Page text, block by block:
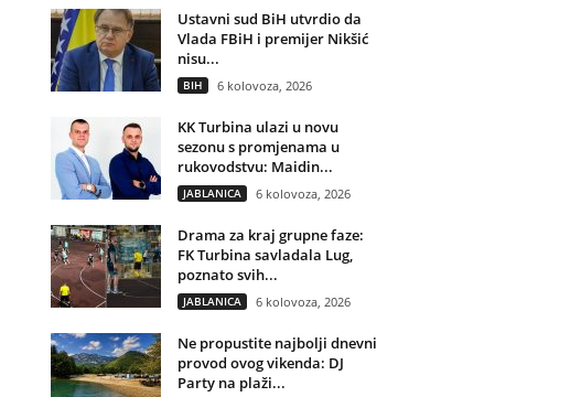
Ustavni sud BiH utvrdio da
Vlada FBiH i premijer Nikšić
nisu...
BIH 6 kolovoza, 2026
KK Turbina ulazi u novu
sezonu s promjenama u
rukovodstvu: Maidin...
JABLANICA 6 kolovoza, 2026
Drama za kraj grupne faze:
FK Turbina savladala Lug,
poznato svih...
JABLANICA 6 kolovoza, 2026
Ne propustite najbolji dnevni
provod ovog vikenda: DJ
Party na plaži...